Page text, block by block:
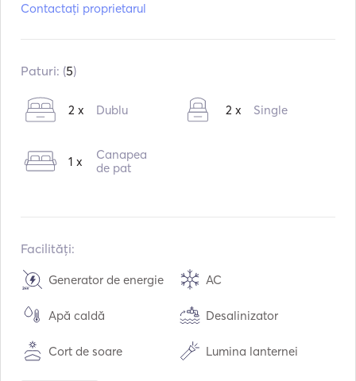
Motoare:2 x 1360hp
Consumul:390 L /ora
Contactați proprietarul
Paturi: (5)
2 x Dublu 2 x Single
1 x
Canapea
de pat
Facilități:
Generator de energie AC
Apă caldă Desalinizator
Cort de soare Lumina lanternei